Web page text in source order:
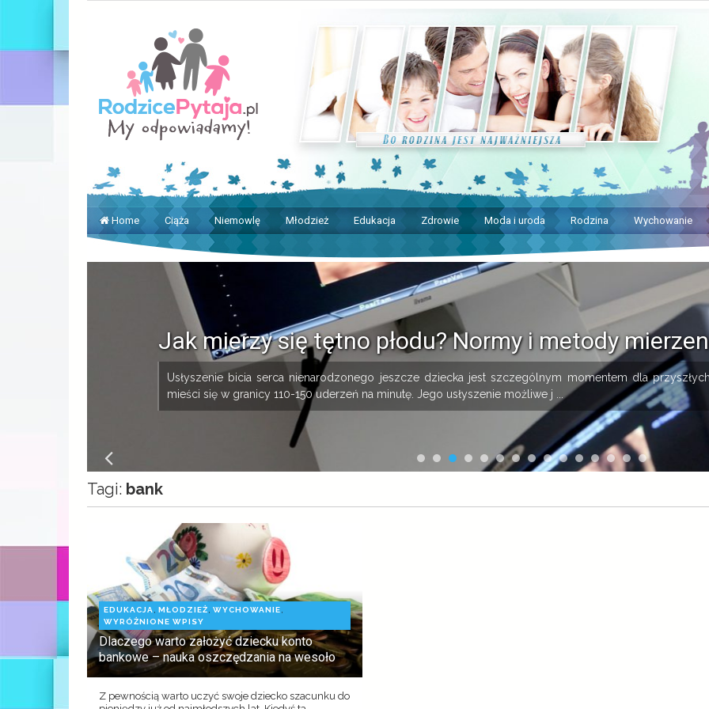
Home Ciąża Niemowlę Młodzież Edukacja Zdrowie Moda i uroda Rodzina Wychowanie
Jak mierzy się tętno płodu? Normy i metody
Usłyszenie bicia serca nienarodzonego jeszcze dziecka jest szczególnym momentem dla
mieści się w granicy 110-150 uderzeń na minutę. Jego usłyszenie możliwe j ...
Tagi: bank
EDUKACJA, MŁODZIEŻ, WYCHOWANIE,
WYRÓŻNIONE WPISY
Dlaczego warto założyć dziecku konto
bankowe – nauka oszczędzania na wesoło
Z pewnością warto uczyć swoje dziecko szacunku do